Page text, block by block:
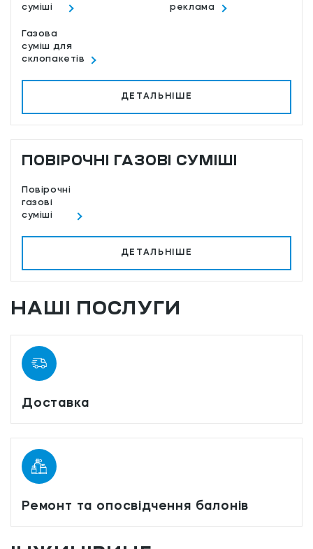
суміші
реклама
Газова
суміш для
склопакетів
ДЕТАЛЬНІШЕ
ПОВІРОЧНІ ГАЗОВІ СУМІШІ
Повірочні
газові
суміші
ДЕТАЛЬНІШЕ
НАШІ ПОСЛУГИ
Доставка
Ремонт та опосвідчення балонів